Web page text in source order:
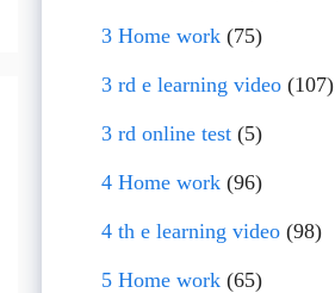
3 Home work(75)
3 rd e learning video(107)
3 rd online test(5)
4 Home work(96)
4 th e learning video(98)
5 Home work(65)